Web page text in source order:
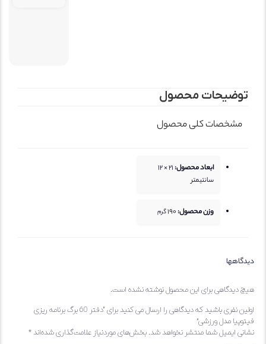
توضیحات محصول
مشخصات کلی محصول
ابعاد محصول:
21 × 12
سانتیمتر
وزن محصول:190گرم
دیدگاهها
هیچ دیدگاهی برای این محصول نوشته نشده است.
اولین نفری باشید که دیدگاهی را ارسال می کنید برای “دفتر 60 برگ برنامه ریزی
فیتوپیا مدل ورزشی”
نشانی ایمیل شما منتشر نخواهد شد. بخش‌های موردنیاز علامت‌گذاری شده‌اند*